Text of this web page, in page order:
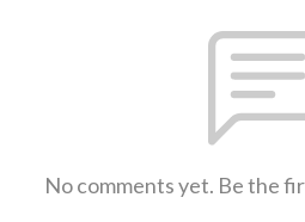
No comments yet. Be the